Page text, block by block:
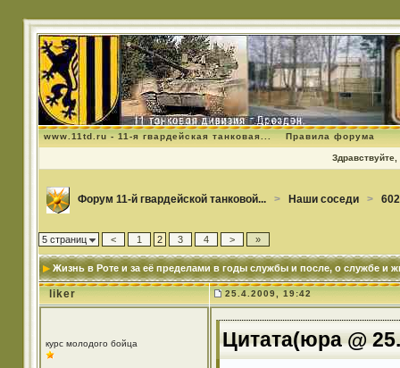
www.11td.ru - 11-я гвардейская танковая... Правила форума
Здравствуйте,
Форум 11-й гвардейской танковой... > Наши соседи >
5 страниц < 1 2 3 4 > »
Жизнь в Роте и за её пределами в годы службы и после, о службе и
liker 25.4.2009, 19:42
курс молодого бойца Цитата(юра @